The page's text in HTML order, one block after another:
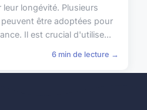
longévité. Plusieurs
être adoptées pour
Il est crucial d'utilise...
6 min de lecture →